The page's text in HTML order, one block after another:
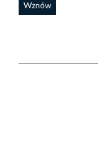
Wznów